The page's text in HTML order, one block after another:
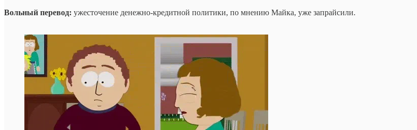
Вольный перевод: ужесточение денежно-кредитной политики, по мнению Майка, уже запрайсили.